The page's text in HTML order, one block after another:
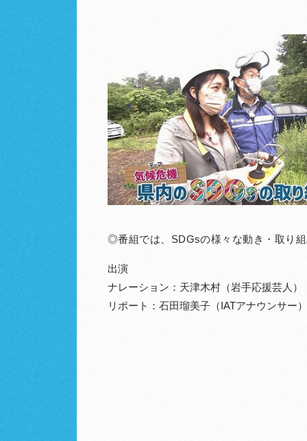
◎番組では、SDGsの様々な動き・取り
出演
ナレーション：天津木村（岩手応援芸人）
リポート：石田瑠美子（IATアナウンサー）